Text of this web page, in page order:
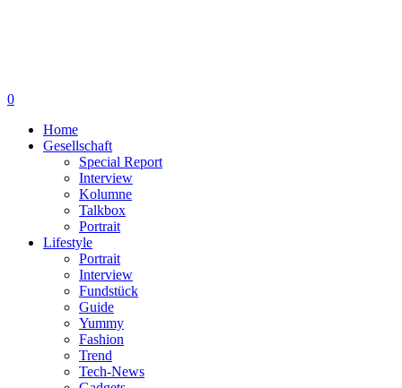
0
Home
Gesellschaft
Special Report
Interview
Kolumne
Talkbox
Portrait
Lifestyle
Portrait
Interview
Fundstück
Guide
Yummy
Fashion
Trend
Tech-News